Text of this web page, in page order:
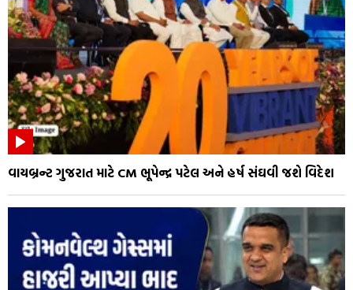
વાયબ્રન્ટ ગુજરાત માટે CM ભૂપેન્દ્ર પટેલ અને હર્ષ સંઘવી જશે વિદેશ